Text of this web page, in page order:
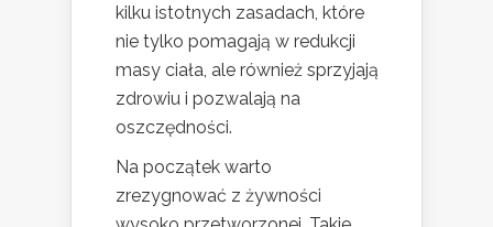
kilku istotnych zasadach, które
nie tylko pomagają w redukcji
masy ciała, ale również sprzyjają
zdrowiu i pozwalają na
oszczędności.
Na początek warto
zrezygnować z żywności